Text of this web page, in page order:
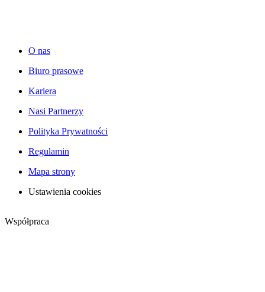
O nas
Biuro prasowe
Kariera
Nasi Partnerzy
Polityka Prywatności
Regulamin
Mapa strony
Ustawienia cookies
Współpraca